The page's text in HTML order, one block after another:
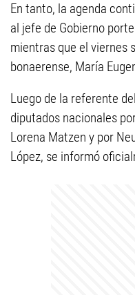
En tanto, la agenda
al jefe de Gobierno
mientras que el viernes
bonaerense, María
Luego de la referente
diputados nacionales
Lorena Matzen y por
López, se informó